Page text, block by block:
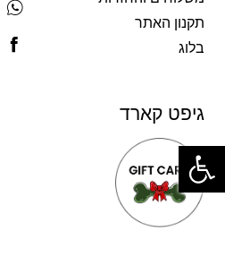
תקנון האתר
בלוג
גיפט קארד
פתח סרגל נגישות